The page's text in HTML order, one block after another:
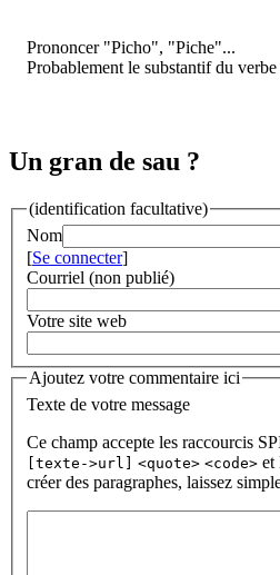
Prononcer "Picho", "Piche"...
Probablement le substantif du verbe
Un gran de sau ?
(identification facultative)
Nom
[Se connecter]
Courriel (non publié)
Votre site web
Ajoutez votre commentaire ici
Texte de votre message
Ce champ accepte les raccourcis
[texte->url] <quote> <code> et
créer des paragraphes, laissez